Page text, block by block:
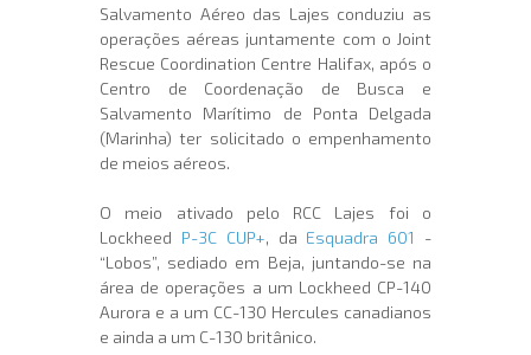
Salvamento Aéreo das Lajes conduziu as
operações aéreas juntamente com o Joint
Rescue Coordination Centre Halifax, após o
Centro de Coordenação de Busca e
Salvamento Marítimo de Ponta Delgada
(Marinha) ter solicitado o empenhamento
de meios aéreos.
O meio ativado pelo RCC Lajes foi o
Lockheed P-3C CUP+, da Esquadra 601
-
“Lobos”, sediado em Beja, juntando-se na
área de operações a um Lockheed CP-140
Aurora e a um CC-130 Hercules canadianos
e ainda a um C-130 britânico.